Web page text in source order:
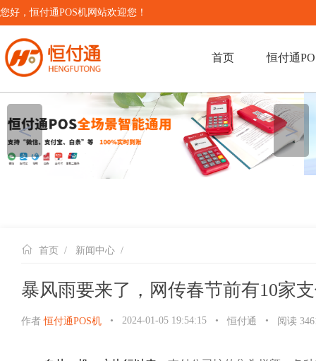
您好，恒付通POS机网站欢迎您！
首页 恒付通
＜ ＞
首页 / 新闻中心 /
暴风雨要来了，网传春节前有10家
作者恒付通POS机 • 2024-01-05 19:54:15 • 恒付通 • 阅读